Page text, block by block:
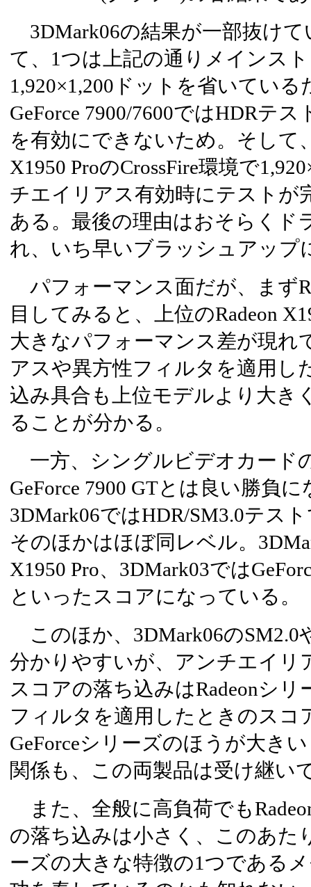
3DMark06の結果が一部抜け
て、1つは上記の通りメインス
1,920×1,200ドットを省いてい
GeForce 7900/7600ではHDRテ
を有効にできないため。そして
X1950 ProのCrossFire環境で
チエイリアス有効時にテストが
ある。最後の理由はおそらくド
れ、いち早いブラッシュアップ
パフォーマンス面だが、まず
目してみると、上位のRadeon
大きなパフォーマンス差が現れ
アスや異方性フィルタを適用し
込み具合も上位モデルより大き
ることが分かる。
一方、シングルビデオカード
GeForce 7900 GTとは良い勝負
3DMark06ではHDR/SM3.0テス
そのほかはほぼ同レベル。
X1950 Pro、3DMark03では
といったスコアになっている。
このほか、3DMark06のSM2.0
分かりやすいが、アンチエイリ
スコアの落ち込みはRadeonシ
フィルタを適用したときのスコ
GeForceシリーズのほうが大き
関係も、この両製品は受け継い
また、全般に高負荷でも
の落ち込みは小さく、このあた
ーズの大きな特徴の1つである